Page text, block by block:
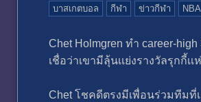
บาสเกตบอล กีฬา ข่าวกีฬา NBA
Chet Holmgren ทํา career-
เชื่อว่าเขามีลุ้นเเย่งรางวัลรุกกี้เ
Chet โชคดีตรงมีเพื่อนร่วมทีมที่เ